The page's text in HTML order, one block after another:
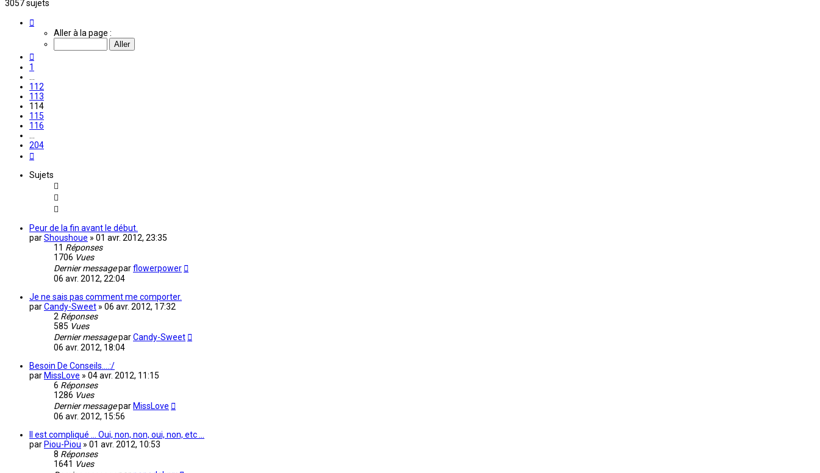
3057 sujets
114
Aller à la page :
1
112
113
114
115
116
204
Sujets
Peur de la fin avant le début.
parShoushoue » 01 avr. 2012, 23:35
11 Réponses
1706 Vues
Dernier messageparflowerpower
06 avr. 2012, 22:04
Je ne sais pas comment me comporter.
parCandy-Sweet » 06 avr. 2012, 17:32
2 Réponses
585 Vues
Dernier messageparCandy-Sweet
06 avr. 2012, 18:04
Besoin De Conseils....:/
par MissLove » 04 avr. 2012, 11:15
6 Réponses
1286 Vues
Dernier messagepar MissLove
06 avr. 2012, 15:56
Il est compliqué ... Oui, non, non, oui, non, etc ...
par Piou-Piou » 01 avr. 2012, 10:53
8 Réponses
1641 Vues